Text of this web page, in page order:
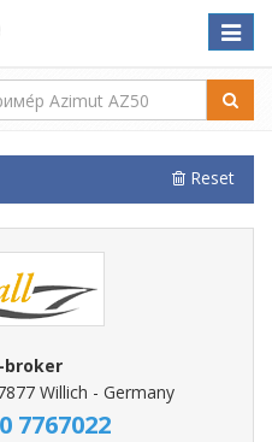
Toggle
Reset
broker
Willich - Germany
7767022